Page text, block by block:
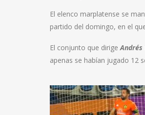
El elenco marplatense se
partido del domingo, en el
El conjunto que dirige Andrés
apenas se habían jugado 12